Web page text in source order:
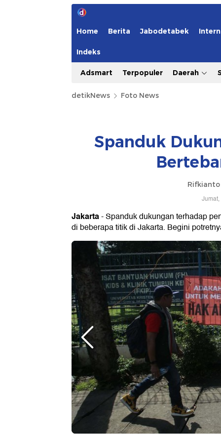
Home Berita Jabodetabek
Indeks
Adsmart Terpopuler Daerah
detikNews Foto News
Spanduk
Jakarta- Spanduk dukungan terhadap
di beberapa titik di Jakarta. Begini